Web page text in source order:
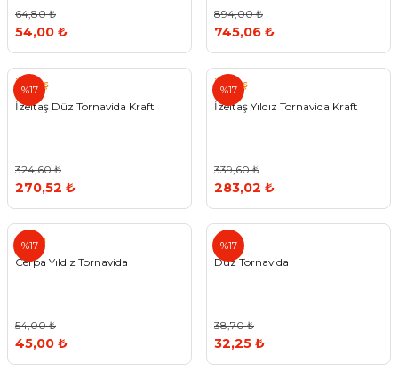
64,80 ₺
54,00 ₺
894,00 ₺
745,06 ₺
%17
İzeltaş
İzeltaş Düz Tornavida Kraft
324,60 ₺
270,52 ₺
%17
İzeltaş
İzeltaş Yıldız Tornavida Kraft
339,60 ₺
283,02 ₺
%17
Cerpa
Cerpa Yıldız Tornavida
54,00 ₺
45,00 ₺
%17
Düz Tornavida
38,70 ₺
32,25 ₺